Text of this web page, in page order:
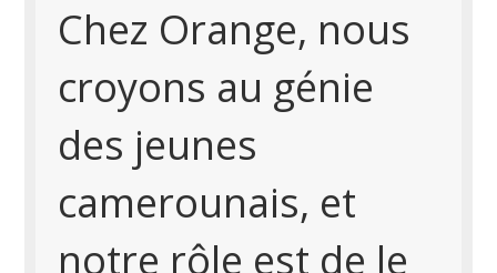
Chez Orange, nous
croyons au génie
des jeunes
camerounais, et
notre rôle est de le